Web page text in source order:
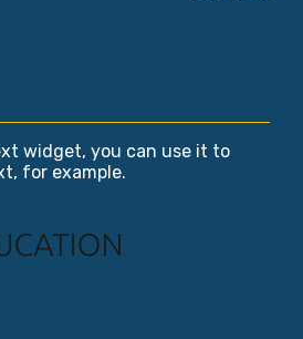
widget, you can use it to
for example.